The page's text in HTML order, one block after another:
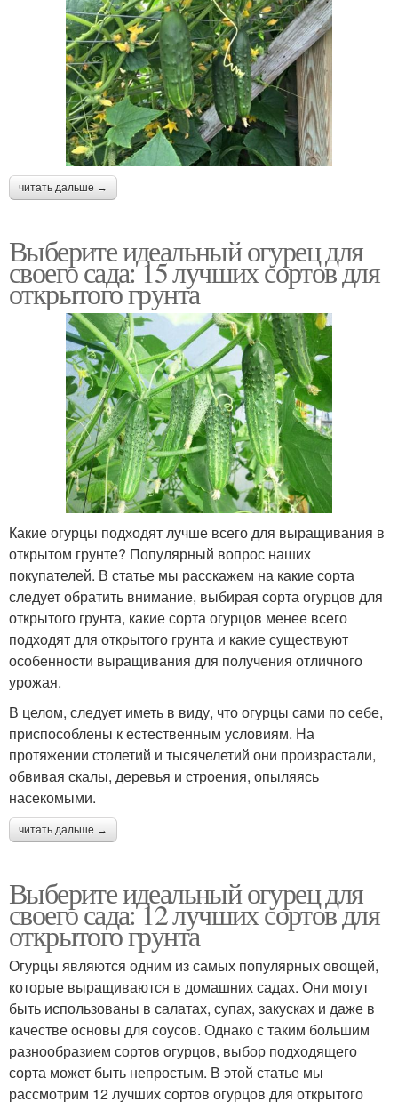
читать дальше →
Выберите идеальный огурец для
своего сада: 15 лучших сортов для
открытого грунта
Какие огурцы подходят лучше всего для выращивания в
открытом грунте? Популярный вопрос наших
покупателей. В статье мы расскажем на какие сорта
следует обратить внимание, выбирая сорта огурцов для
открытого грунта, какие сорта огурцов менее всего
подходят для открытого грунта и какие существуют
особенности выращивания для получения отличного
урожая.
В целом, следует иметь в виду, что огурцы сами по себе,
приспособлены к естественным условиям. На
протяжении столетий и тысячелетий они произрастали,
обвивая скалы, деревья и строения, опыляясь
насекомыми.
читать дальше →
Выберите идеальный огурец для
своего сада: 12 лучших сортов для
открытого грунта
Огурцы являются одним из самых популярных овощей,
которые выращиваются в домашних садах. Они могут
быть использованы в салатах, супах, закусках и даже в
качестве основы для соусов. Однако с таким большим
разнообразием сортов огурцов, выбор подходящего
сорта может быть непростым. В этой статье мы
рассмотрим 12 лучших сортов огурцов для открытого